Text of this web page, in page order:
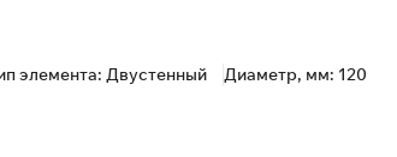
элемента: Двустенный Диаметр, мм: 120